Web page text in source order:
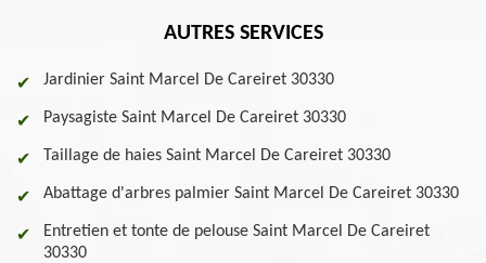
AUTRES SERVICES
Jardinier Saint Marcel De Careiret 30330
Paysagiste Saint Marcel De Careiret 30330
Taillage de haies Saint Marcel De Careiret 30330
Abattage d'arbres palmier Saint Marcel De Careiret 30330
Entretien et tonte de pelouse Saint Marcel De Careiret
30330